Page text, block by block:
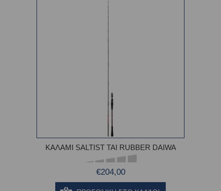
ΚΑΛΑΜΙ SALTIST TAI RUBBER DAIWA
€204,00